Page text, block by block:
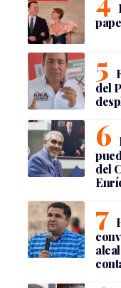
del
del